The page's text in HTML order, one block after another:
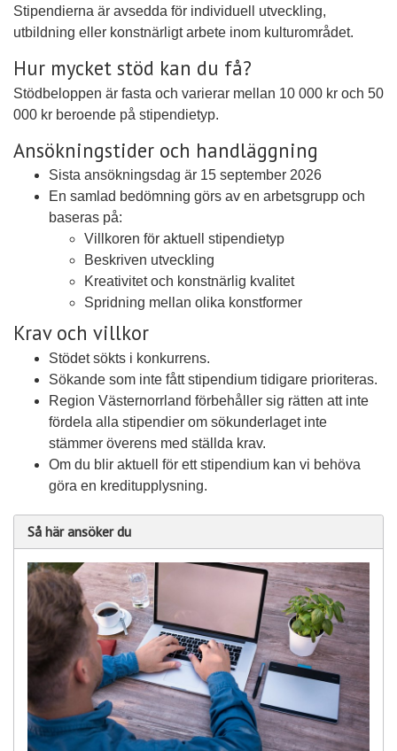
Stipendierna är avsedda för individuell utveckling,
utbildning eller konstnärligt arbete inom kulturområdet.
Hur mycket stöd kan du få?
Stödbeloppen är fasta och varierar mellan 10 000 kr och 50
000 kr beroende på stipendietyp.
Ansökningstider och handläggning
Sista ansökningsdag är 15 september 2026
En samlad bedömning görs av en arbetsgrupp och
baseras på:
Villkoren för aktuell stipendietyp
Beskriven utveckling
Kreativitet och konstnärlig kvalitet
Spridning mellan olika konstformer
Krav och villkor
Stödet sökts i konkurrens.
Sökande som inte fått stipendium tidigare prioriteras.
Region Västernorrland förbehåller sig rätten att inte
fördela alla stipendier om sökunderlaget inte
stämmer överens med ställda krav.
Om du blir aktuell för ett stipendium kan vi behöva
göra en kreditupplysning.
Så här ansöker du